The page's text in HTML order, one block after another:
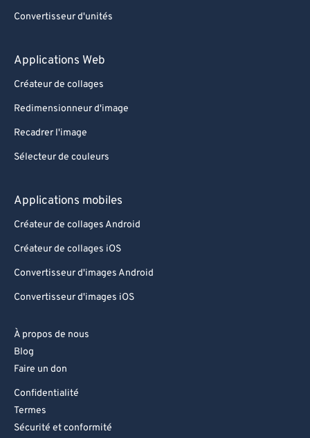
Convertisseur d'unités
Applications Web
Créateur de collages
Redimensionneur d'image
Recadrer l'image
Sélecteur de couleurs
Applications mobiles
Créateur de collages Android
Créateur de collages iOS
Convertisseur d'images Android
Convertisseur d'images iOS
À propos de nous
Blog
Faire un don
Confidentialité
Termes
Sécurité et conformité